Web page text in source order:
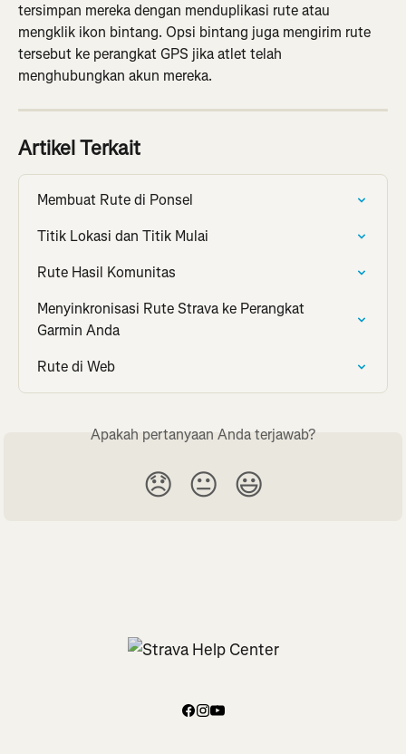
tersimpan mereka dengan menduplikasi rute atau
mengklik ikon bintang. Opsi bintang juga mengirim rute
tersebut ke perangkat GPS jika atlet telah
menghubungkan akun mereka.
Artikel Terkait
Membuat Rute di Ponsel
Titik Lokasi dan Titik Mulai
Rute Hasil Komunitas
Menyinkronisasi Rute Strava ke Perangkat
Garmin Anda
Rute di Web
Apakah pertanyaan Anda terjawab?
😞 😐 😃